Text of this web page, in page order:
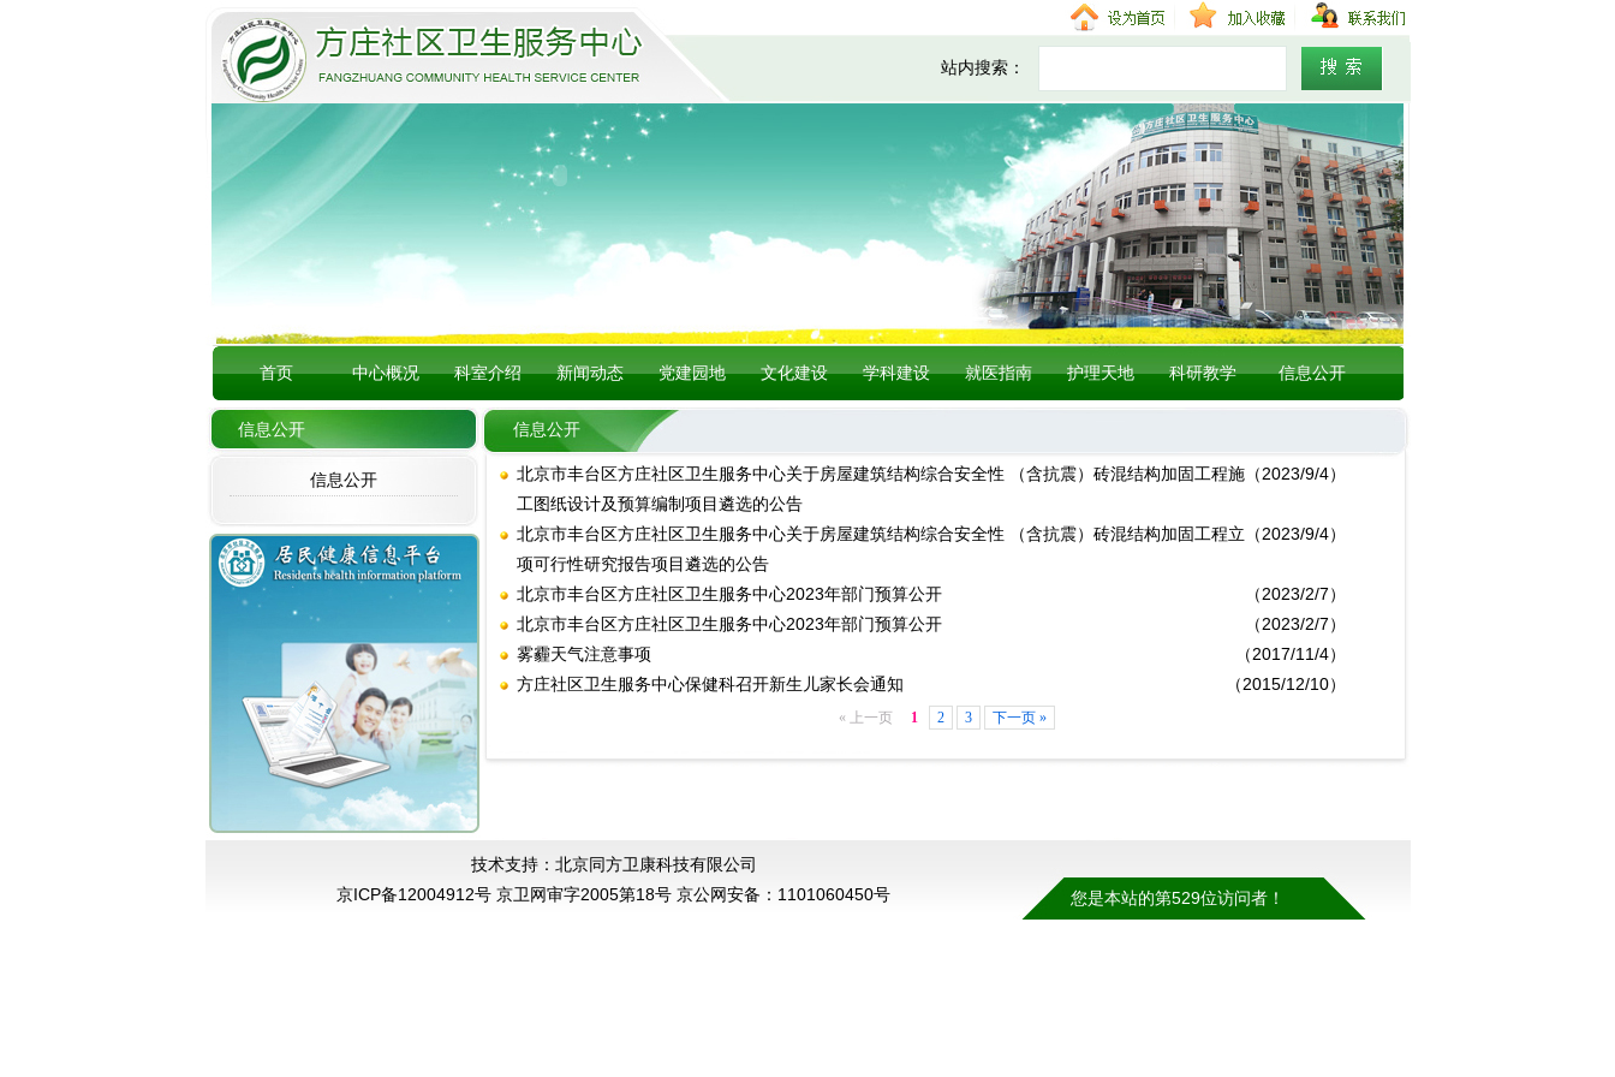
站内搜索：
首页 中心概况 科室介绍 新闻动态 党建园地 文化建设 学科建设 就医指南 护理天地 科研教学 信息公开
信息公开
信息公开
信息公开
（2023/9/4）
北京市丰台区方庄社区卫生服务中心关于房屋建筑结构综合安全性 （含抗震）砖混结构加固工程施
工图纸设计及预算编制项目遴选的公告
（2023/9/4）
北京市丰台区方庄社区卫生服务中心关于房屋建筑结构综合安全性 （含抗震）砖混结构加固工程立
项可行性研究报告项目遴选的公告
（2023/2/7）
北京市丰台区方庄社区卫生服务中心2023年部门预算公开
（2023/2/7）
北京市丰台区方庄社区卫生服务中心2023年部门预算公开
（2017/11/4）
雾霾天气注意事项
（2015/12/10）
方庄社区卫生服务中心保健科召开新生儿家长会通知
« 上一页 1 2 3 下一页 »
技术支持：北京同方卫康科技有限公司
京ICP备12004912号 京卫网审字2005第18号 京公网安备：1101060450号
您是本站的第529位访问者！